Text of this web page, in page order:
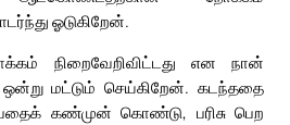
ஓடுகிறேன்.
நிறைவேறிவிட்டது என நான்
மட்டும் செய்கிறேன். கடந்ததை
கண்முன் கொண்டு, பரிசு பெற